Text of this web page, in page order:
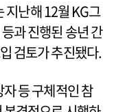
지난해 12월 KG그
과 진행된 송년 간
검토가 추진됐다.
등 구체적인 참